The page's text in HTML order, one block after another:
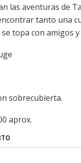
las aventuras de
tanto una
topa con amigos
sobrecubierta.
aprox.